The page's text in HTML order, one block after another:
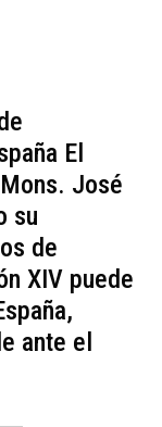
El
José
su
de
XIV puede
ante el